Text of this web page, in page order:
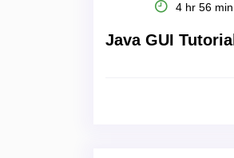
4 hr 56 min
Java GUI Tutorial